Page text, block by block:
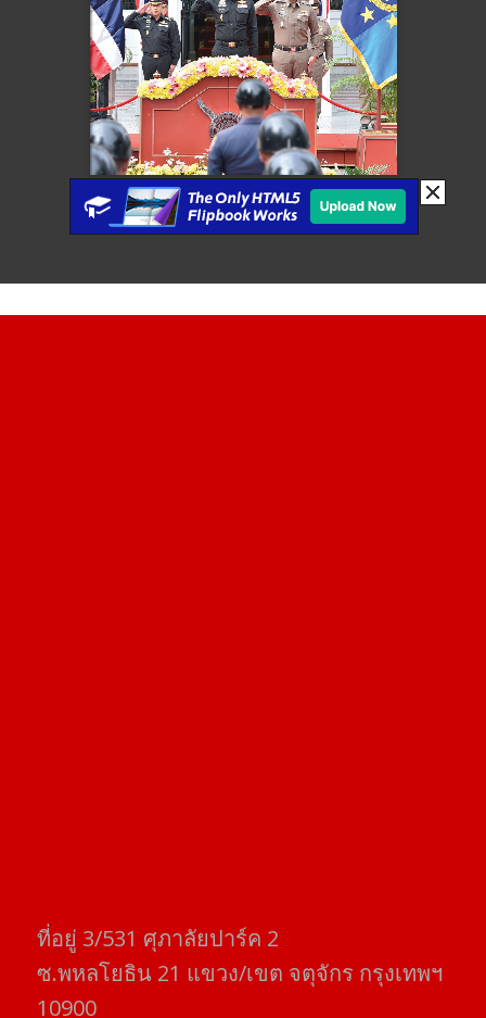
ที่อยู่​ 3/531​ ศุภาลัยปาร์ค​ 2
ซ.พหลโยธิน​ 21​ แขวง/เขต​ จตุจักร​ กรุงเทพฯ
10900